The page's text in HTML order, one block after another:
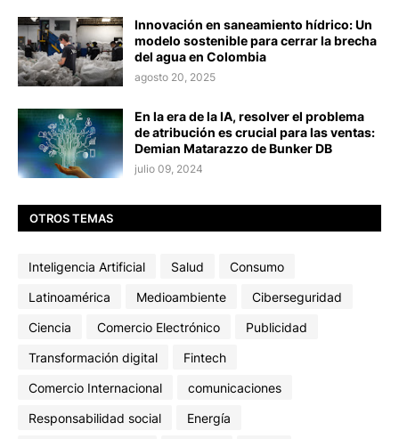
Innovación en saneamiento hídrico: Un
modelo sostenible para cerrar la brecha
del agua en Colombia
agosto 20, 2025
En la era de la IA, resolver el problema
de atribución es crucial para las ventas:
Demian Matarazzo de Bunker DB
julio 09, 2024
OTROS TEMAS
Inteligencia Artificial Salud
Consumo
Latinoamérica
Medioambiente
Ciberseguridad
Ciencia
Comercio Electrónico
Publicidad
Transformación digital
Fintech
Comercio Internacional
comunicaciones
Responsabilidad social
Energía